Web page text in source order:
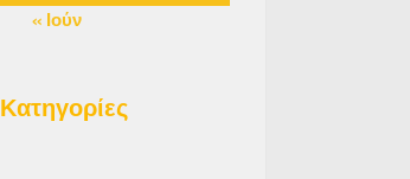
« Ιούν
Κατηγορίες